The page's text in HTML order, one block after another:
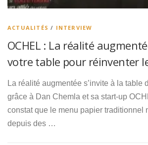
Español
ACTUALITÉS / INTERVIEW
OCHEL : La réalité
votre table pour réinventer
La réalité augmentée s’invite à la table
grâce à Dan Chemla et sa start-up
constat que le menu papier traditionnel
depuis des …